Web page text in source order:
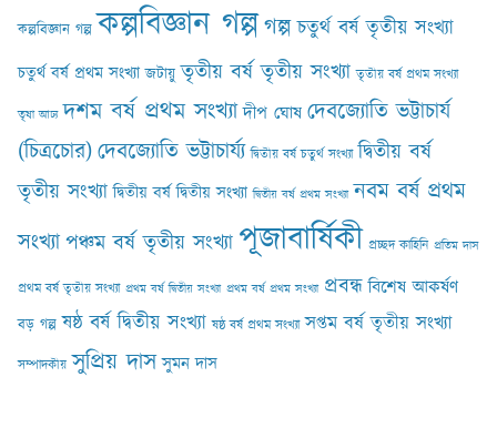
কল্পবিজ্ঞান গল্প কল্পবিজ্ঞান গল্পগল্প চতুর্থ বর্ষ তৃতীয় সংখ্যা
চতুর্থ বর্ষ প্রথম সংখ্যা জটায়ু তৃতীয় বর্ষ তৃতীয় সংখ্যা তৃতীয় বর্ষ প্রথম সংখ্যা
তৃষা আঢ‍্য দশম বর্ষ প্রথম সংখ্যা দীপ ঘোষ দেবজ্যোতি ভট্টাচার্য
(চিত্রচোর)দেবজ্যোতি ভট্টাচার্য্য দ্বিতীয় বর্ষ চতুর্থ সংখ্যা দ্বিতীয় বর্ষ
তৃতীয় সংখ্যা দ্বিতীয় বর্ষ দ্বিতীয় সংখ্যা দ্বিতীয় বর্ষ প্রথম সংখ্যা নবম বর্ষ প্রথম
সংখ্যাপঞ্চম বর্ষ তৃতীয় সংখ্যা পূজাবার্ষিকী প্রচ্ছদ কাহিনি প্রতিম দাস
প্রথম বর্ষ তৃতীয় সংখ্যা প্রথম বর্ষ দ্বিতীয় সংখ্যা প্রথম বর্ষ প্রথম সংখ্যা প্রবন্ধ বিশেষ আকর্ষণ
বড় গল্প ষষ্ঠ বর্ষ দ্বিতীয় সংখ্যা ষষ্ঠ বর্ষ প্রথম সংখ্যা সপ্তম বর্ষ তৃতীয় সংখ্যা
সম্পাদকীয় সুপ্রিয় দাস সুমন দাস